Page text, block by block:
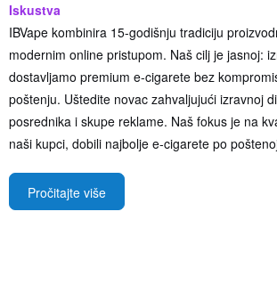
Iskustva
IBVape kombinira 15-godišnju tradiciju
modernim online pristupom. Naš cilj je jasnoj:
dostavljamo premium e-cigarete bez
poštenju. Uštedite novac zahvaljujući izravnoj
posrednika i skupe reklame. Naš fokus je na
naši kupci, dobili najbolje e-cigarete po
Pročitajte više